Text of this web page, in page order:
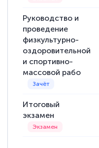
Руководство и
проведение
физкультурно-
оздоровительной
и спортивно-
массовой рабо
Итоговый
экзамен